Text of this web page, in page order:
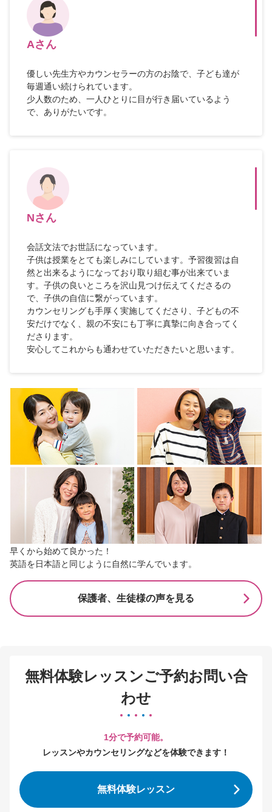
Aさん
優しい先生方やカウンセラーの方のお陰で、子ども達が
毎週通い続けられています。
少人数のため、一人ひとりに目が行き届いているよう
で、ありがたいです。
Nさん
会話文法でお世話になっています。
子供は授業をとても楽しみにしています。予習復習は自
然と出来るようになっており取り組む事が出来ていま
す。子供の良いところを沢山見つけ伝えてくださるの
で、子供の自信に繋がっています。
カウンセリングも手厚く実施してくださり、子どもの不
安だけでなく、親の不安にも丁寧に真摯に向き合ってく
ださります。
安心してこれからも通わせていただきたいと思います。
早くから始めて良かった！
英語を日本語と同じように自然に学んでいます。
保護者、生徒様の声を見る
無料体験レッスンご予約お問い合
わせ
1分で予約可能。
レッスンやカウンセリングなどを体験できます！
無料体験レッスン